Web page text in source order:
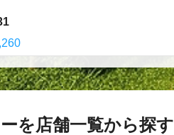
を店舗一覧から探す